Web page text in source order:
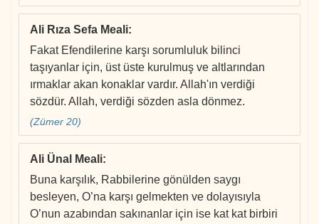
Ali Rıza Sefa Meali:
Fakat Efendilerine karşı sorumluluk bilinci
taşıyanlar için, üst üste kurulmuş ve altlarından
ırmaklar akan konaklar vardır. Allah'ın verdiği
sözdür. Allah, verdiği sözden asla dönmez.
(Zümer 20)
Ali Ünal Meali:
Buna karşılık, Rabbilerine gönülden saygı
besleyen, O’na karşı gelmekten ve dolayısıyla
O’nun azabından sakınanlar için ise kat kat birbiri